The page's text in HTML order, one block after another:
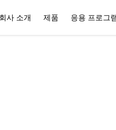
회사 소개 제품 응용 프로그